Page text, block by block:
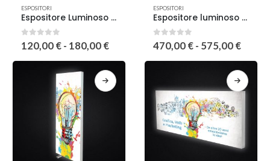
ESPOSITORI
Espositore Luminoso FRAME
0 out of 5
120,00 € - 180,00 €
ESPOSITORI
Espositore luminoso LED BOX bifacciale
0out of 5
470,00 € - 575,00 €